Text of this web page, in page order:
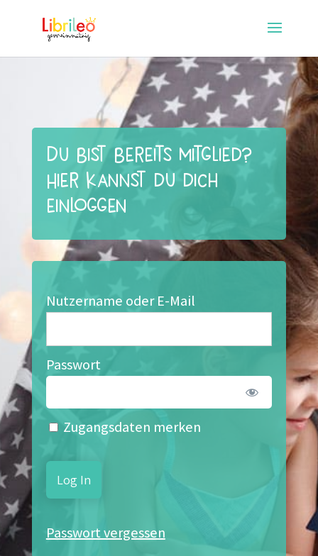
Du bist bereits Mitglied?
Hier kannst du dich
einloggen
Nutzername oder E-Mail
Passwort
Zugangsdaten merken
Passwort vergessen